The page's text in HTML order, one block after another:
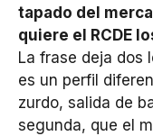
tapado del
quiere el RCDE
La frase deja dos
es un perfil
zurdo, salida de
segunda, que el